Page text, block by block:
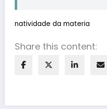
natividade da materia
Share this content: